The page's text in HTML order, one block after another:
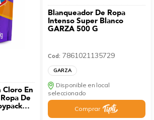
Cloro En
De
Blanqueador De Ropa
Intenso Super Blanco
GARZA 500 G
Cod: 7861021135729
GARZA
Disponible en local
seleccionado
Comprar